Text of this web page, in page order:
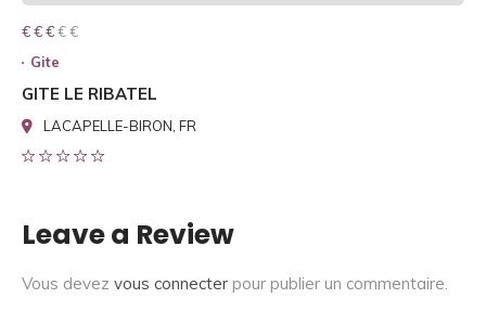
€ € € € €
€ € €
Gite
GITE LE RIBATEL
LACAPELLE-BIRON, FR
Leave a Review
Vous devez vous connecter pour publier un commentaire.